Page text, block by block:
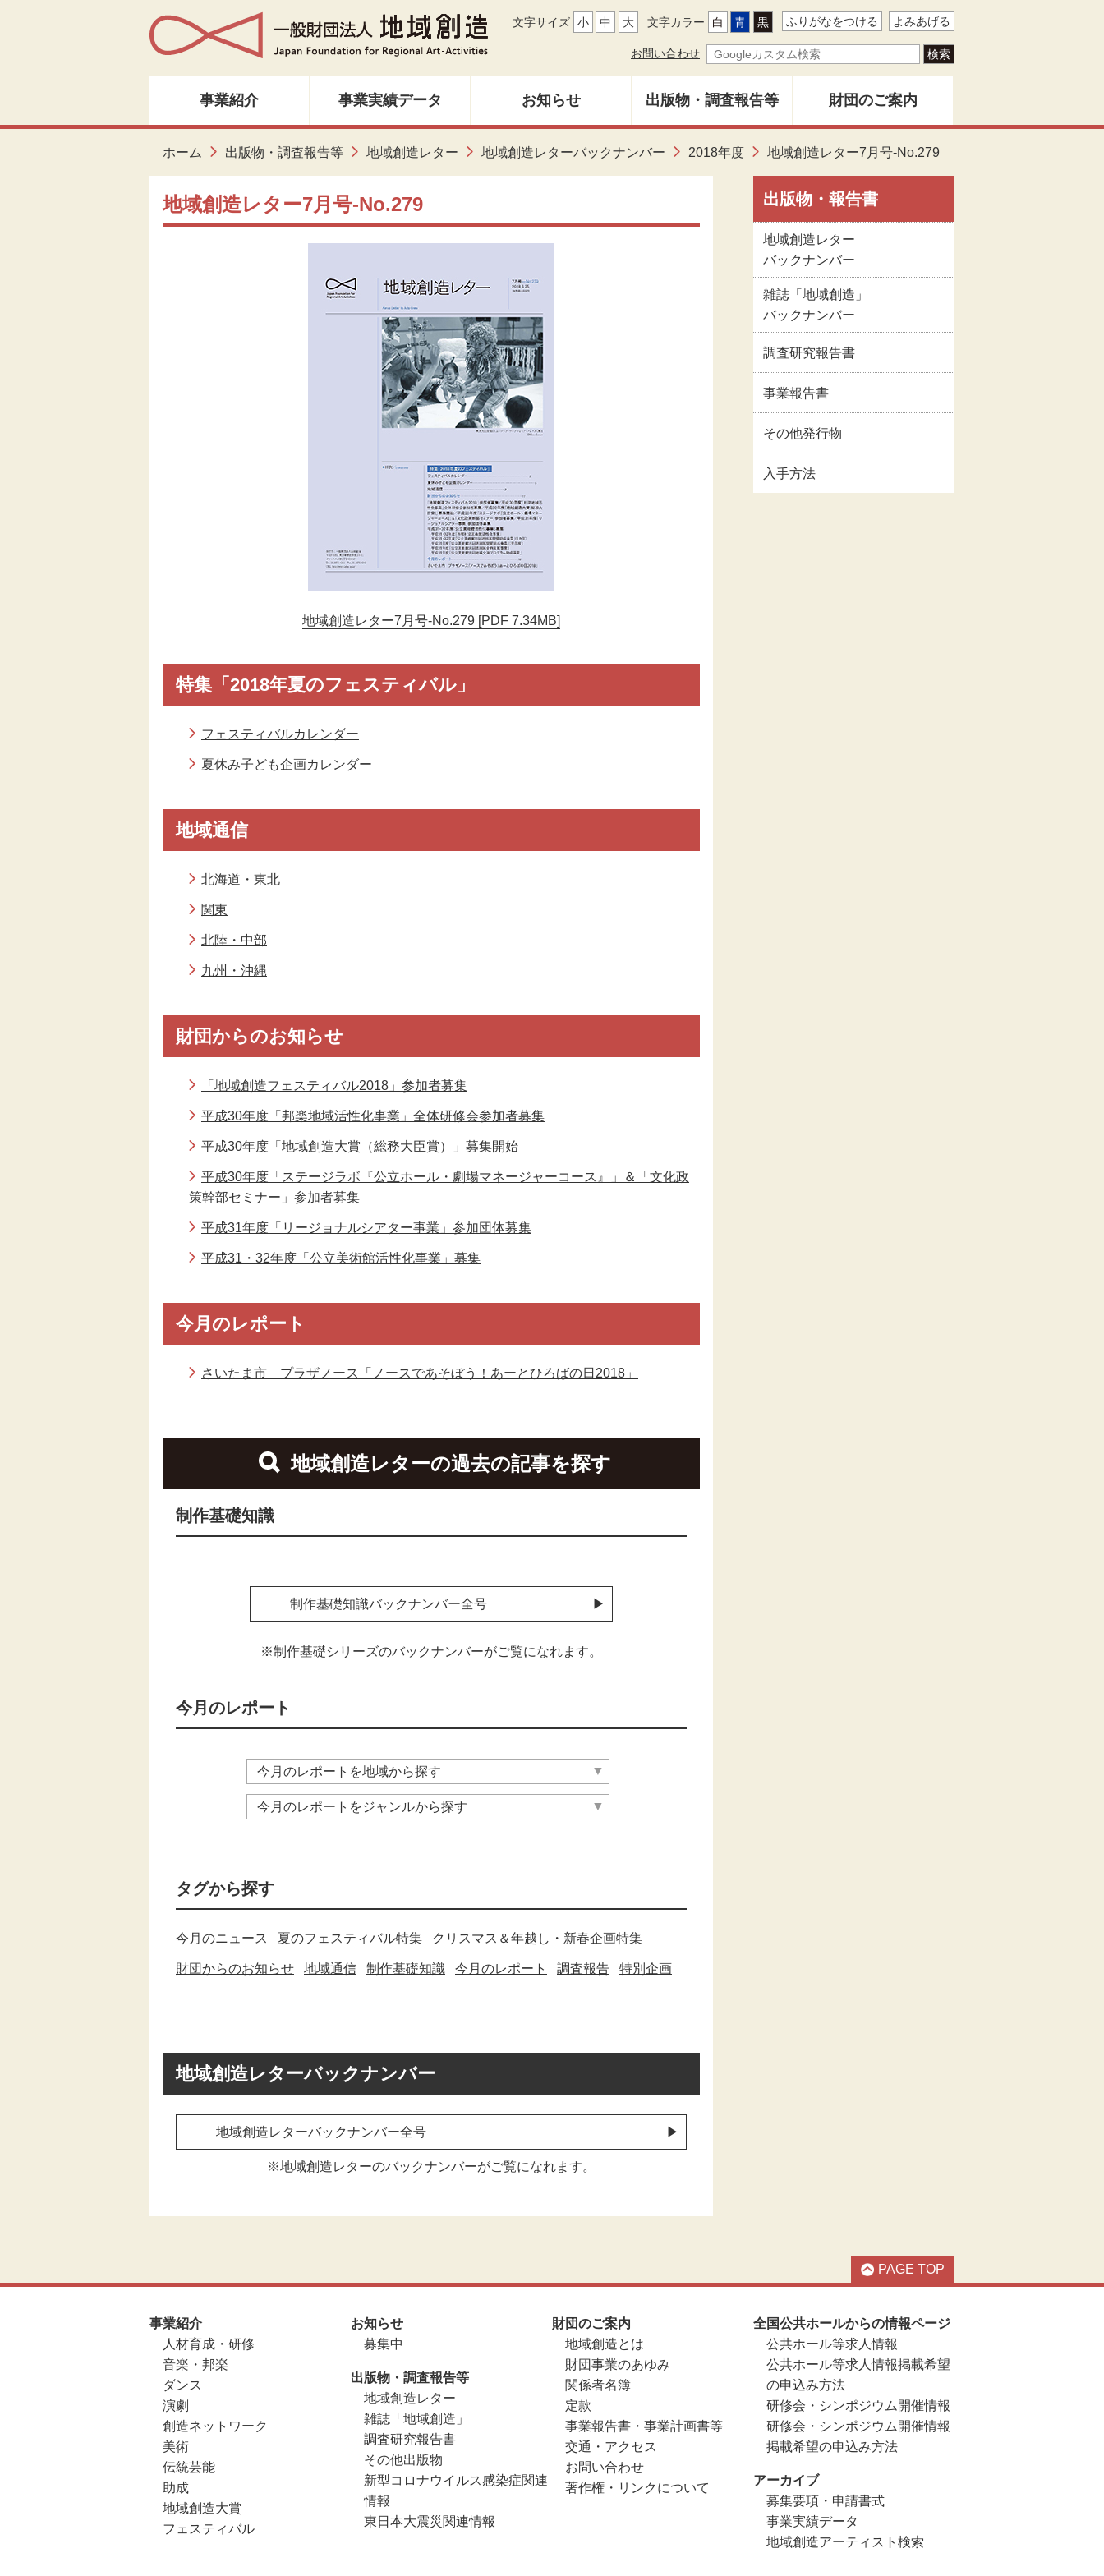
文字サイズ 小 中 大 文字カラー 白 青 黒 ふりがなをつける よみあげる
お問い合わせ
事業紹介
人材育成・研修
事業実績データ お知らせ
募集中
出版物・調査報告等
地域創造レター
調査研究報告書
新型コロナウイルス
感染症関連情報
東日本大震災関連情
財団のご案内
地域創造とは
財団事業のあゆみ
関係者名簿
事業報告書・事業計
交通・アクセス
ホーム 出版物・調査報告等 地域創造レター 地域創造レターバックナンバー 2018年度 地域創造レター7月号-No.279
地域創造レター7月号-No.279
地域創造レター7月号-No.279 [PDF 7.34MB]
特集「2018年夏のフェスティバル」
フェスティバルカレンダー
夏休み子ども企画カレンダー
地域通信
北海道・東北
関東
北陸・中部
九州・沖縄
財団からのお知らせ
「地域創造フェスティバル2018」参加者募集
平成30年度「邦楽地域活性化事業」全体研修会参加者募集
平成30年度「地域創造大賞（総務大臣賞）」募集開始
平成30年度「ステージラボ『公立ホール・劇場マネージャーコース』」＆「文化政
策幹部セミナー」参加者募集
平成31年度「リージョナルシアター事業」参加団体募集
平成31・32年度「公立美術館活性化事業」募集
今月のレポート
さいたま市 プラザノース「ノースであそぼう！あーとひろばの日2018」
地域創造レターの過去の記事を探す
制作基礎知識
制作基礎知識バックナンバー全号
※制作基礎シリーズのバックナンバーがご覧になれます。
今月のレポート
タグから探す
今月のニュース 夏のフェスティバル特集 クリスマス＆年越し・新春企画特集
財団からのお知らせ 地域通信 制作基礎知識 今月のレポート 調査報告 特別企画
地域創造レターバックナンバー
地域創造レターバックナンバー全号
※地域創造レターのバックナンバーがご覧になれます。
出版物・報告書
地域創造レター
バックナンバー
雑誌「地域創造」
バックナンバー
調査研究報告書
事業報告書
その他発行物
入手方法
PAGE TOP
事業紹介
人材育成・研修
音楽・邦楽
ダンス
演劇
創造ネットワーク
美術
伝統芸能
助成
地域創造大賞
フェスティバル
お知らせ
募集中
出版物・調査報告等
地域創造レター
雑誌「地域創造」
調査研究報告書
その他出版物
新型コロナウイルス感染症関連
情報
東日本大震災関連情報
財団のご案内
地域創造とは
財団事業のあゆみ
関係者名簿
定款
事業報告書・事業計画書等
交通・アクセス
お問い合わせ
著作権・リンクについて
全国公共ホールからの情報ページ
公共ホール等求人情報
公共ホール等求人情報掲載希望
の申込み方法
研修会・シンポジウム開催情報
研修会・シンポジウム開催情報
掲載希望の申込み方法
アーカイブ
募集要項・申請書式
事業実績データ
地域創造アーティスト検索